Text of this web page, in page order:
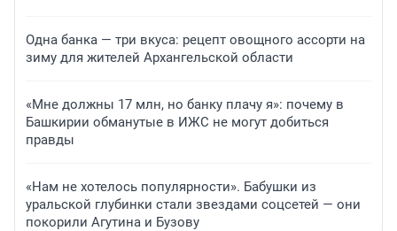
Одна банка — три вкуса: рецепт овощного ассорти на
зиму для жителей Архангельской области
«Мне должны 17 млн, но банку плачу я»: почему в
Башкирии обманутые в ИЖС не могут добиться
правды
«Нам не хотелось популярности». Бабушки из
уральской глубинки стали звездами соцсетей — они
покорили Агутина и Бузову